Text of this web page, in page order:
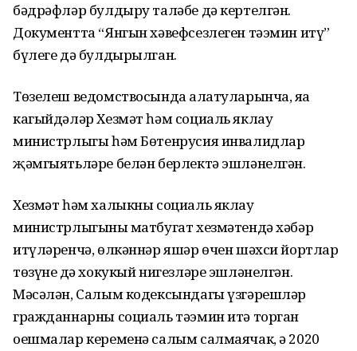
бәдрәфләр булдыру таләбе дә кертелгән.
Документта “Янгын хәвефсезлеген тәэмин итү”
бүлеге дә булдырылган.
Төзелеш ведомствосында аңлатуларынча, яңа
кагыйдәләр Хезмәт һәм социаль яклау
министрлыгы һәм Бөтенрусия инвалидлар
җәмгыятьләре белән берлектә эшләнелгән.
Хезмәт һәм халыкны социаль яклау
министрлыгының матбугат хезмәтендә хәбәр
итүләренчә, өлкәннәр яшәр өчен шәхси йортлар
төзүнең дә хокукый нигезләре эшләнелгән.
Мәсәлән, Салым кодексындагы үзгәрешләр
гражданнарны социаль тәэмин итә торган
оешмалар кеременә салым салмаячак, ә 2020